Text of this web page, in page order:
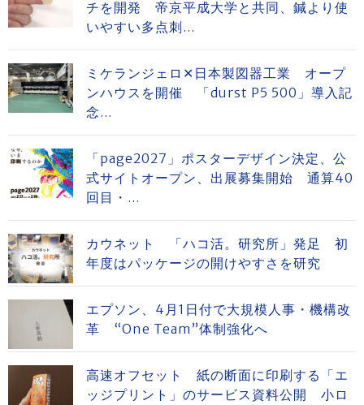
チを開発 帝京平成大学と共同、鍼より使
いやすい多点刺...
ミケランジェロ✕日本製図器工業 オープ
ンハウスを開催 「durst P5 500」導入記
念...
「page2027」ポスターデザイン決定、公
式サイトオープン、出展募集開始 通算40
回目・...
カウネット 「ハコ活。研究所」発足 初
年度はパッケージの開けやすさを研究
エプソン、4月1日付で大規模人事・機構改
革 “One Team”体制強化へ
高速オフセット 紙の断面に印刷する「エ
ッジプリント」のサービス資料公開 小ロ